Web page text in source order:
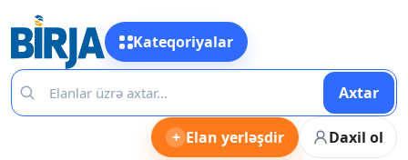
Kateqoriyalar
Axtar
+ Elan yerləşdir Daxil ol